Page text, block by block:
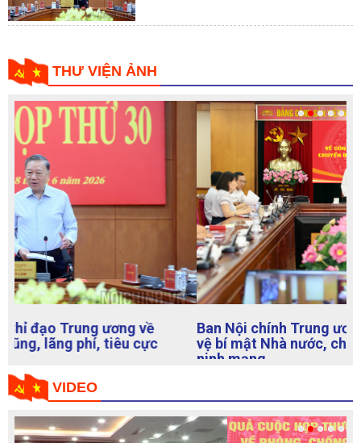
THƯ VIỆN ẢNH
Ban Nội chính Trung ương: Tập huấn công tác bảo
vệ bí mật Nhà nước, chuyển đổi số và an toàn, an
VIDEO